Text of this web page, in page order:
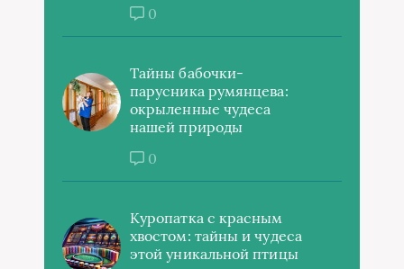
0
Тайны бабочки-
парусника румянцева:
окрыленные чудеса
нашей природы
0
Куропатка с красным
хвостом: тайны и чудеса
этой уникальной птицы